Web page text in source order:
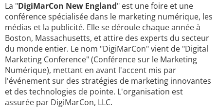
La "DigiMarCon New England" est une foire et une
conférence spécialisée dans le marketing numérique, les
médias et la publicité. Elle se déroule chaque année à
Boston, Massachusetts, et attire des experts du secteur
du monde entier. Le nom "DigiMarCon" vient de "Digital
Marketing Conference" (Conférence sur le Marketing
Numérique), mettant en avant l'accent mis par
l'événement sur des stratégies de marketing innovantes
et des technologies de pointe. L'organisation est
assurée par DigiMarCon, LLC.